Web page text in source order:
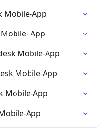
Mobile-App
App
Mobile-App
Mobile-App
Mobile-App
App